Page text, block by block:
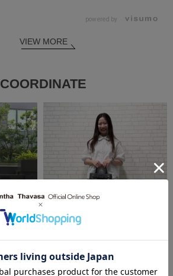
powered by
VIEW MORE
COORDINATE